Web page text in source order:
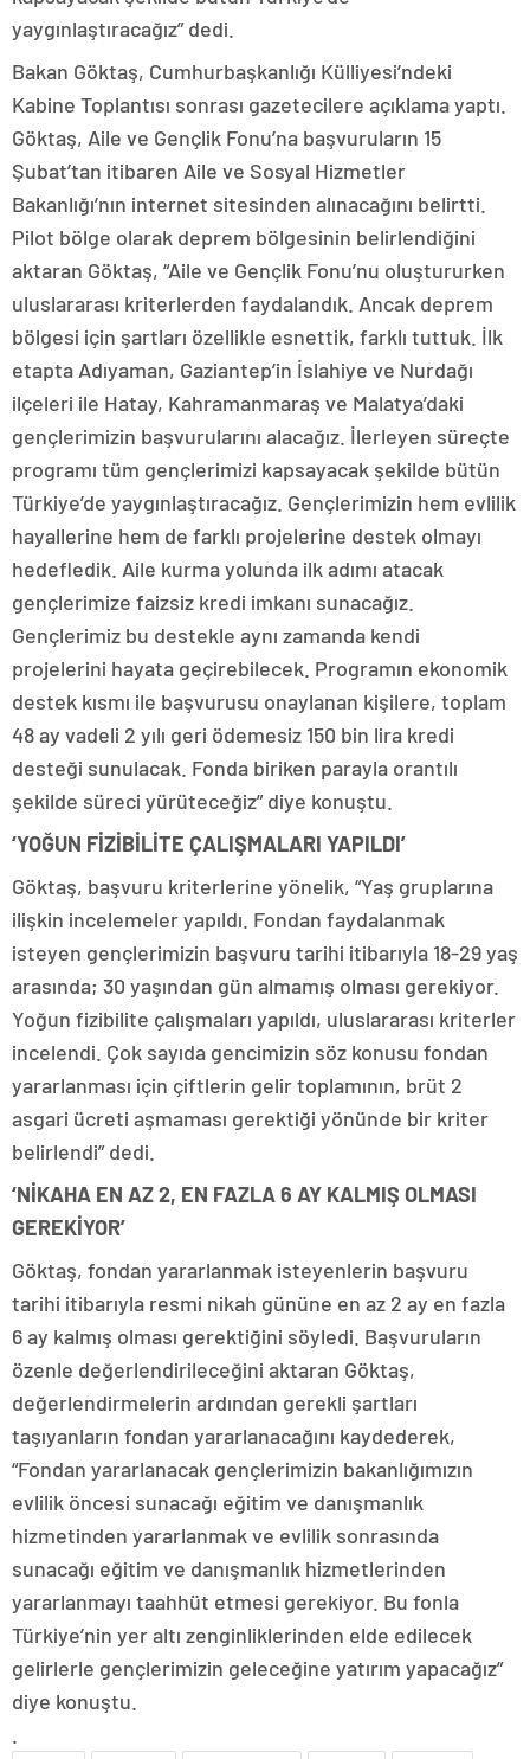
yaygınlaştıracağız” dedi.
Bakan Göktaş, Cumhurbaşkanlığı Külliyesi’ndeki
Kabine Toplantısı sonrası gazetecilere açıklama yaptı.
Göktaş, Aile ve Gençlik Fonu’na başvuruların 15
Şubat’tan itibaren Aile ve Sosyal Hizmetler
Bakanlığı’nın internet sitesinden alınacağını belirtti.
Pilot bölge olarak deprem bölgesinin belirlendiğini
aktaran Göktaş, “Aile ve Gençlik Fonu’nu oluştururken
uluslararası kriterlerden faydalandık. Ancak deprem
bölgesi için şartları özellikle esnettik, farklı tuttuk. İlk
etapta Adıyaman, Gaziantep’in İslahiye ve Nurdağı
ilçeleri ile Hatay, Kahramanmaraş ve Malatya’daki
gençlerimizin başvurularını alacağız. İlerleyen süreçte
programı tüm gençlerimizi kapsayacak şekilde bütün
Türkiye’de yaygınlaştıracağız. Gençlerimizin hem evlilik
hayallerine hem de farklı projelerine destek olmayı
hedefledik. Aile kurma yolunda ilk adımı atacak
gençlerimize faizsiz kredi imkanı sunacağız.
Gençlerimiz bu destekle aynı zamanda kendi
projelerini hayata geçirebilecek. Programın ekonomik
destek kısmı ile başvurusu onaylanan kişilere, toplam
48 ay vadeli 2 yılı geri ödemesiz 150 bin lira kredi
desteği sunulacak. Fonda biriken parayla orantılı
şekilde süreci yürüteceğiz” diye konuştu.
‘YOĞUN FİZİBİLİTE ÇALIŞMALARI YAPILDI’
Göktaş, başvuru kriterlerine yönelik, “Yaş gruplarına
ilişkin incelemeler yapıldı. Fondan faydalanmak
isteyen gençlerimizin başvuru tarihi itibarıyla 18-29 yaş
arasında; 30 yaşından gün almamış olması gerekiyor.
Yoğun fizibilite çalışmaları yapıldı, uluslararası kriterler
incelendi. Çok sayıda gencimizin söz konusu fondan
yararlanması için çiftlerin gelir toplamının, brüt 2
asgari ücreti aşmaması gerektiği yönünde bir kriter
belirlendi” dedi.
‘NİKAHA EN AZ 2, EN FAZLA 6 AY KALMIŞ OLMASI
GEREKİYOR’
Göktaş, fondan yararlanmak isteyenlerin başvuru
tarihi itibarıyla resmi nikah gününe en az 2 ay en fazla
6 ay kalmış olması gerektiğini söyledi. Başvuruların
özenle değerlendirileceğini aktaran Göktaş,
değerlendirmelerin ardından gerekli şartları
taşıyanların fondan yararlanacağını kaydederek,
“Fondan yararlanacak gençlerimizin bakanlığımızın
evlilik öncesi sunacağı eğitim ve danışmanlık
hizmetinden yararlanmak ve evlilik sonrasında
sunacağı eğitim ve danışmanlık hizmetlerinden
yararlanmayı taahhüt etmesi gerekiyor. Bu fonla
Türkiye’nin yer altı zenginliklerinden elde edilecek
gelirlerle gençlerimizin geleceğine yatırım yapacağız”
diye konuştu.